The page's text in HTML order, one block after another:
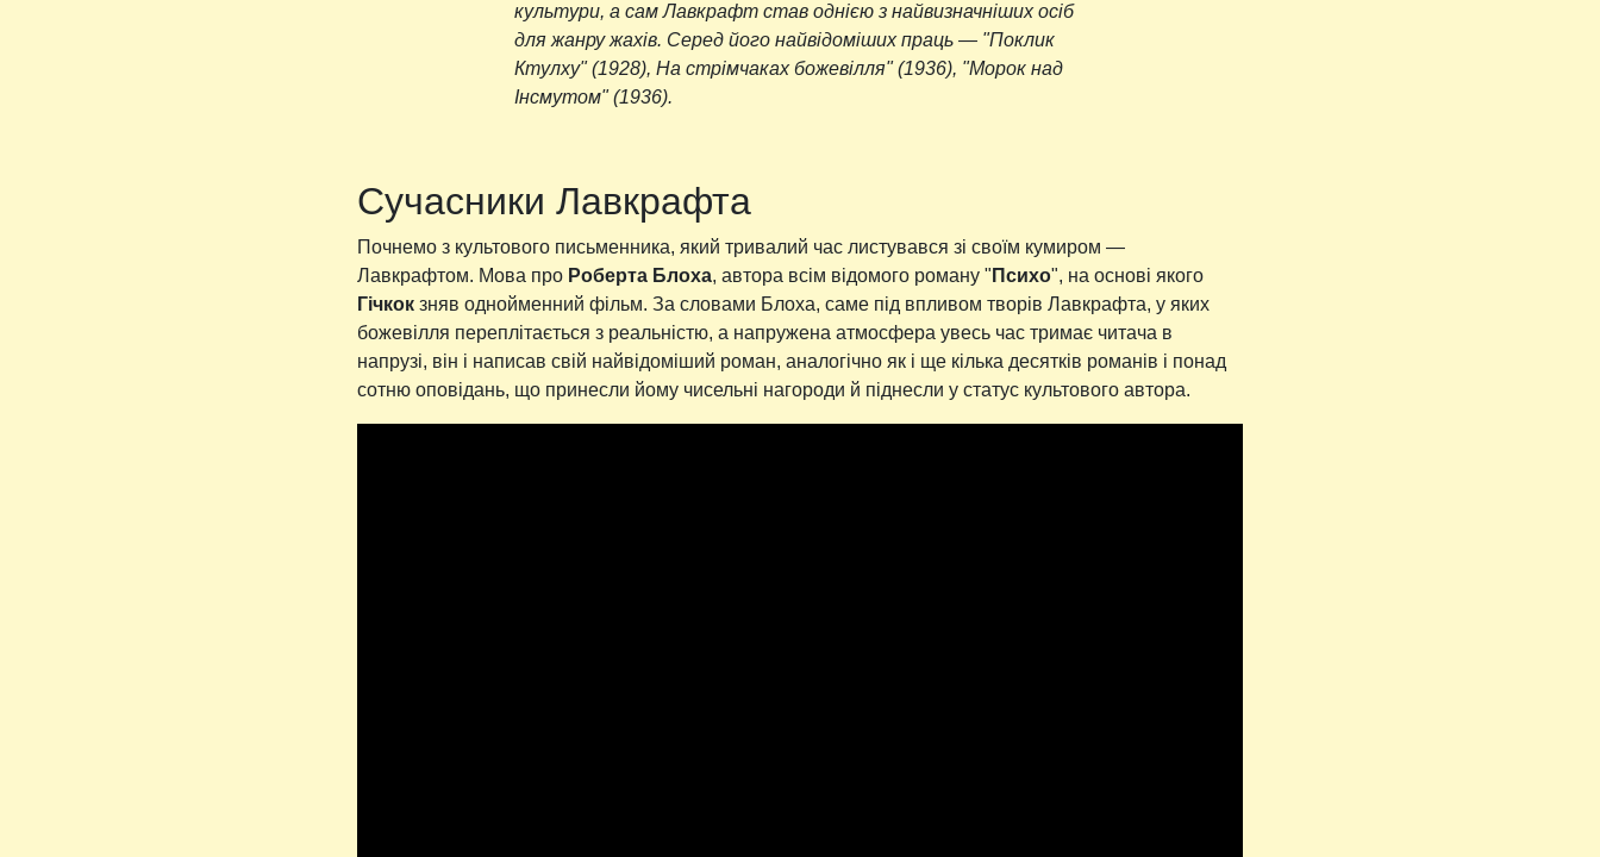
культури, а сам Лавкрафт став однією з найвизначніших осіб
для жанру жахів. Серед його найвідоміших праць — "Поклик
Ктулху" (1928), На стрімчаках божевілля" (1936), "Морок над
Інсмутом" (1936).
Сучасники Лавкрафта
Почнемо з культового письменника, який тривалий час листувався зі своїм кумиром —
Лавкрафтом. Мова про Роберта Блоха, автора всім відомого роману " Психо", на основі якого
Гічкок зняв однойменний фільм. За словами Блоха, саме під впливом творів Лавкрафта, у яких
божевілля переплітається з реальністю, а напружена атмосфера увесь час тримає читача в
напрузі, він і написав свій найвідоміший роман, аналогічно як і ще кілька десятків романів і понад
сотню оповідань, що принесли йому чисельні нагороди й піднесли у статус культового автора.